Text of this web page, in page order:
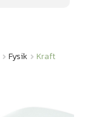
Fysik
Kraft